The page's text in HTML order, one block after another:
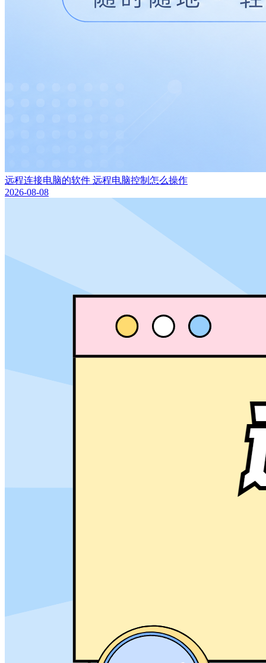
远程连接电脑的软件 远程电脑控制怎么操作
2026-08-08